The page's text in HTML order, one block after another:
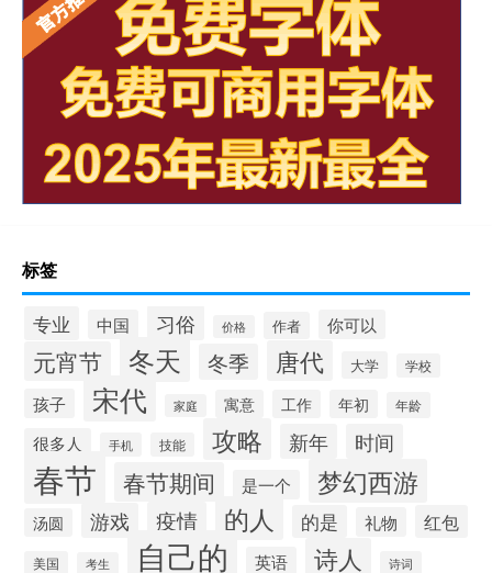
标签
专业 中国 习俗 价格 作者 你可以
元宵节 冬天 冬季 唐代 大学 学校
孩子 宋代 家庭 寓意 工作 年初 年龄
很多人 手机 技能 攻略 新年 时间
春节 春节期间 是一个 梦幻西游
汤圆 游戏 疫情 的人 的是 礼物 红包
美国 考生 自己的 英语 诗人 诗词